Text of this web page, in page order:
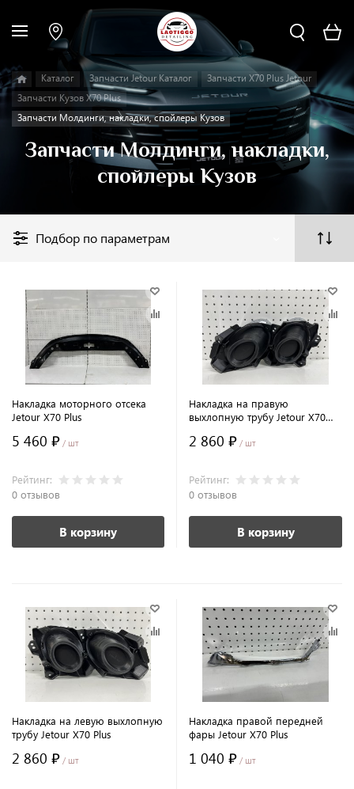
Каталог Запчасти Jetour Каталог
Запчасти X70 Plus Jetour
Запчасти Кузов X70 Plus
Запчасти Молдинги, накладки, спойлеры Кузов
Запчасти Молдинги, накладки,
спойлеры Кузов
Подбор по параметрам
Накладка моторного отсека
Jetour X70 Plus
5 460 ₽ / шт
Рейтинг:
0 отзывов
В корзину
Накладка на правую
выхлопную трубу Jetour X70
2 860 ₽ / шт
Рейтинг:
0 отзывов
В корзину
Накладка на левую выхлопную
трубу Jetour X70 Plus
2 860 ₽ / шт
Накладка правой передней
фары Jetour X70 Plus
1 040 ₽ / шт